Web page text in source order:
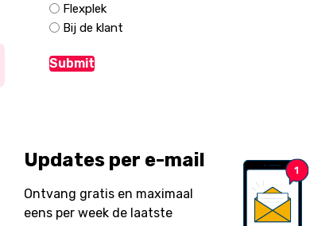
Flexplek
Bij de klant
Updates per e-mail
Ontvang gratis en maximaal
eens per week de laatste